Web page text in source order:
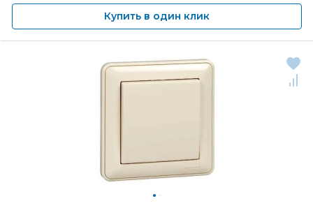
Купить в один клик